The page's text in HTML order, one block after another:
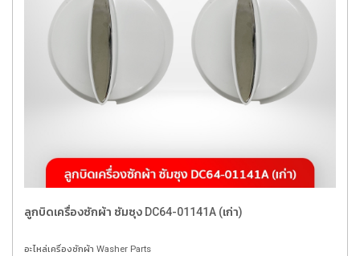
ลูกบิดเครื่องซักผ้า ซัมซุง DC64-01141A (เก่า)
อะไหล่เครื่องซักผ้า Washer Parts